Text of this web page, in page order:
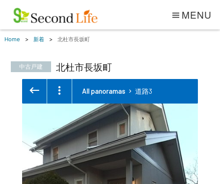
MENU
Home 新着 北杜市長坂町
中古戸建 北杜市長坂町